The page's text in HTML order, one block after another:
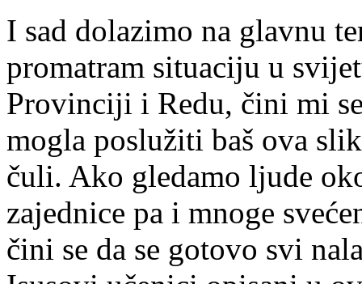
I sad dolazimo na glavnu
promatram situaciju u
Provinciji i Redu, čini mi
mogla poslužiti baš ova
čuli. Ako gledamo ljude
zajednice pa i mnoge
čini se da se gotovo svi